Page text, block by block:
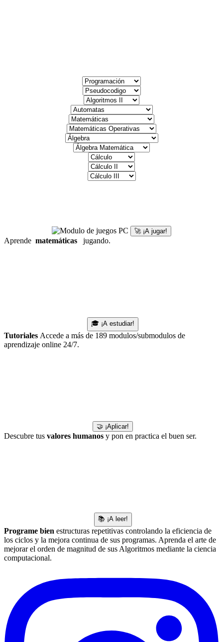
🚀 ¡A jugar!
Aprende matemáticas jugando.
🎓 ¡A estudiar!
Tutoriales Accede a más de 189 modulos/submodulos de
aprendizaje online 24/7.
🤝 ¡Aplicar!
Descubre tus valores humanos y pon en practica el buen ser.
📚 ¡A leer!
Programe bien estructuras repetitivas controlando la eficiencia de
los ciclos y la mejora continua de sus programas. Aprenda el arte de
mejorar el orden de magnitud de sus Algoritmos mediante la ciencia
computacional.